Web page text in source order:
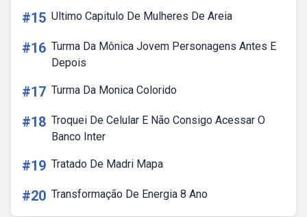
#15 Ultimo Capitulo De Mulheres De Areia
#16 Turma Da Mônica Jovem Personagens Antes E
Depois
#17 Turma Da Monica Colorido
#18 Troquei De Celular E Não Consigo Acessar O
Banco Inter
#19 Tratado De Madri Mapa
#20 Transformação De Energia 8 Ano